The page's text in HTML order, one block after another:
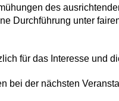
des
Durchführung unter
für das Interesse und
bei der nächsten